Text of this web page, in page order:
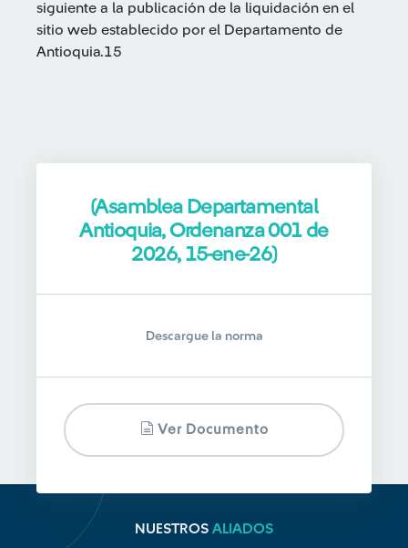
siguiente a la publicación de la liquidación en el
sitio web establecido por el Departamento de
Antioquia.15
(Asamblea Departamental
Antioquia, Ordenanza 001 de
2026, 15-ene-26)
Descargue la norma
Ver Documento
NUESTROS ALIADOS